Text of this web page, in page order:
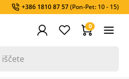
+386 1810 87 57(Pon-Pet: 10 - 15)
0